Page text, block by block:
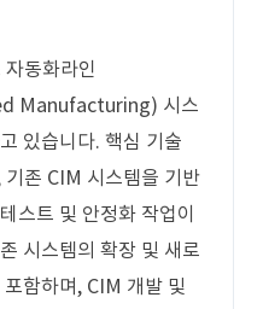
동화라인
Manufacturing) 시스
있습니다. 핵심 기술
존 CIM 시스템을 기반
스트 및 안정화 작업이
시스템의 확장 및 새로
함하며, CIM 개발 및